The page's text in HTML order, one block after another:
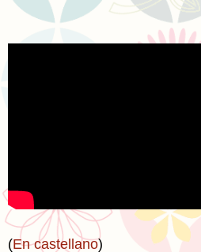
(En castellano)